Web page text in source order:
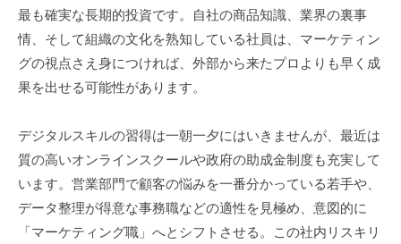
最も確実な長期的投資です。自社の商品知識、業界の裏事
情、そして組織の文化を熟知している社員は、マーケティン
グの視点さえ身につければ、外部から来たプロよりも早く成
果を出せる可能性があります。
デジタルスキルの習得は一朝一夕にはいきませんが、最近は
質の高いオンラインスクールや政府の助成金制度も充実して
います。営業部門で顧客の悩みを一番分かっている若手や、
データ整理が得意な事務職などの適性を見極め、意図的に
「マーケティング職」へとシフトさせる。この社内リスキリ